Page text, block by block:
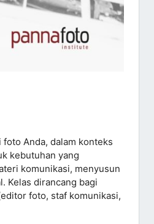
Anda, dalam konteks
kebutuhan yang
komunikasi, menyusun
Kelas dirancang bagi
foto, staf komunikasi,